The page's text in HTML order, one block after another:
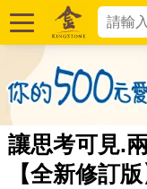
讓思考可見.
【全新修訂